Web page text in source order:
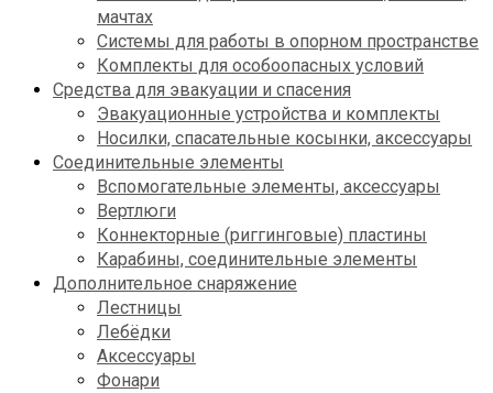
мачтах
Системы для работы в опорном пространстве
Комплекты для особоопасных условий
Средства для эвакуации и спасения
Эвакуационные устройства и комплекты
Носилки, спасательные косынки, аксессуары
Соединительные элементы
Вспомогательные элементы, аксессуары
Вертлюги
Коннекторные (риггинговые) пластины
Карабины, соединительные элементы
Дополнительное снаряжение
Лестницы
Лебёдки
Аксессуары
Фонари